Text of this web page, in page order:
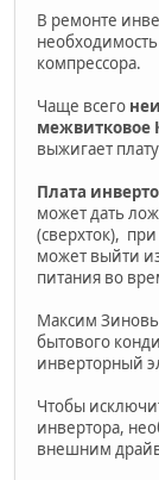
В ремонте
компрессора.
Чаще всего
межвитковое
выжигает
Плата
может дать
(сверхток),
может выйти
питания во
Максим
бытового
инверторный
Чтобы
инвертора,
внешним